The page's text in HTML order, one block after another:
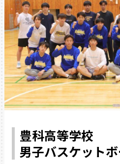
豊科高等学校
男子バスケット